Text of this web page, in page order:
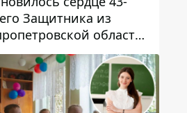
Защитника из
области
Зинченко